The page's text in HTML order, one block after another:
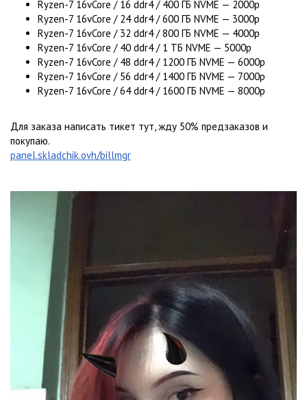
Ryzen-7 16vCore / 16 ddr4 / 400 ГБ NVME — 2000р
Ryzen-7 16vCore / 24 ddr4 / 600 ГБ NVME — 3000р
Ryzen-7 16vCore / 32 ddr4 / 800 ГБ NVME — 4000р
Ryzen-7 16vCore / 40 ddr4 / 1 ТБ NVME — 5000р
Ryzen-7 16vCore / 48 ddr4 / 1200 ГБ NVME — 6000р
Ryzen-7 16vCore / 56 ddr4 / 1400 ГБ NVME — 7000р
Ryzen-7 16vCore / 64 ddr4 / 1600 ГБ NVME — 8000р
Для заказа написать тикет тут, жду 50% предзаказов и
покупаю.
panel.skladchik.ovh/billmgr